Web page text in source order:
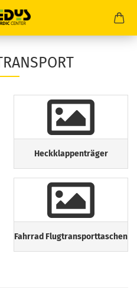
Heckklappenträger
Fahrrad Flugtransporttaschen